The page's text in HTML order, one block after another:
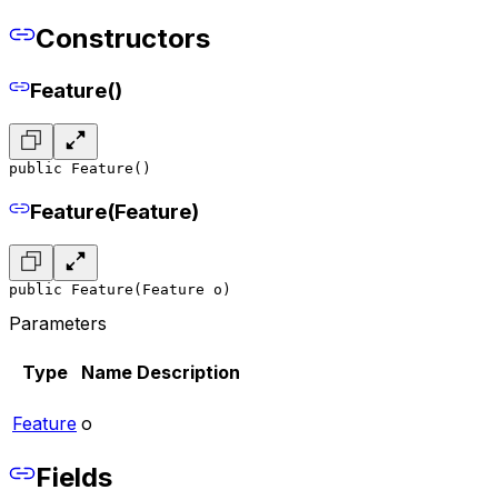
Constructors
Feature()
public Feature()
Feature(Feature)
public Feature(Feature o)
Parameters
Type Name Description
Feature o
Fields